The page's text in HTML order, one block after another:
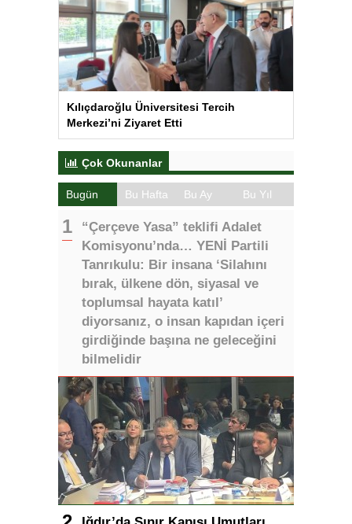
Kılıçdaroğlu Üniversitesi Tercih
Merkezi’ni Ziyaret Etti
Çok Okunanlar
Bugün Bu Hafta Bu Ay Bu Yıl
“Çerçeve Yasa” teklifi Adalet
Komisyonu’nda… YENİ Partili
Tanrıkulu: Bir insana ‘Silahını
bırak, ülkene dön, siyasal ve
toplumsal hayata katıl’
diyorsanız, o insan kapıdan içeri
girdiğinde başına ne geleceğini
bilmelidir